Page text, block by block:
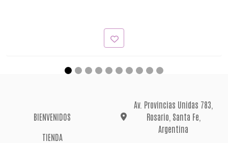
BIENVENIDOS
TIENDA
Av. Provincias Unidas 783,
Rosario, Santa Fe,
Argentina